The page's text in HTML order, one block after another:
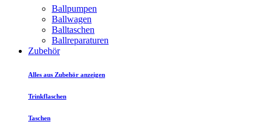
Ballpumpen
Ballwagen
Balltaschen
Ballreparaturen
Zubehör
Alles aus Zubehör anzeigen
Trinkflaschen
Taschen